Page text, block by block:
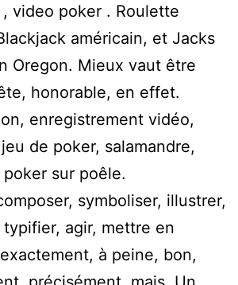
video poker . Roulette
américain, et Jacks
Oregon. Mieux vaut être
honorable, en effet.
enregistrement vidéo,
de poker, salamandre,
sur poêle.
symboliser, illustrer,
agir, mettre en
à peine, bon,